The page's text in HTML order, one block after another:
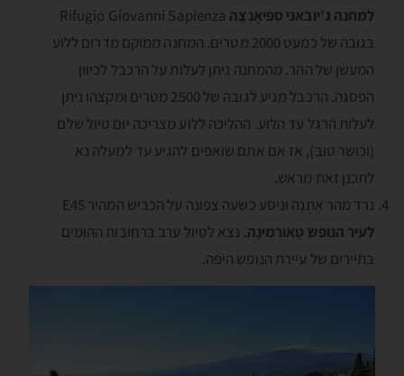
למחנה ג'יובאני סָפּיאֶנְצָה Rifugio Giovanni Sapienza
בגובה של כמעט 2000 מטרים. המחנה ממוקם מדרום ללוע
המעשן של ההר. מהמחנה ניתן לעלות על הרכבל לכיוון
הפסגה. הרכבל מגיע לגובה של 2500 מטרים ומקצהו ניתן
לעלות הרגל עד הלוע. ההליכה ללוע מצריכה יום טיול שלם
(וכושר טוב), אז אם אתם שואפים להגיע עד למעלה נא
לתכנן זאת מראש.
נרד מהר אֶתְנָה וניסע כשעה צפונה על הכביש המהיר E45
לעיר הנופש טָאורְמינָה. נצא לטיול ערב ברחובות ההומים
בתיירים של עיירת הנופש היפה.